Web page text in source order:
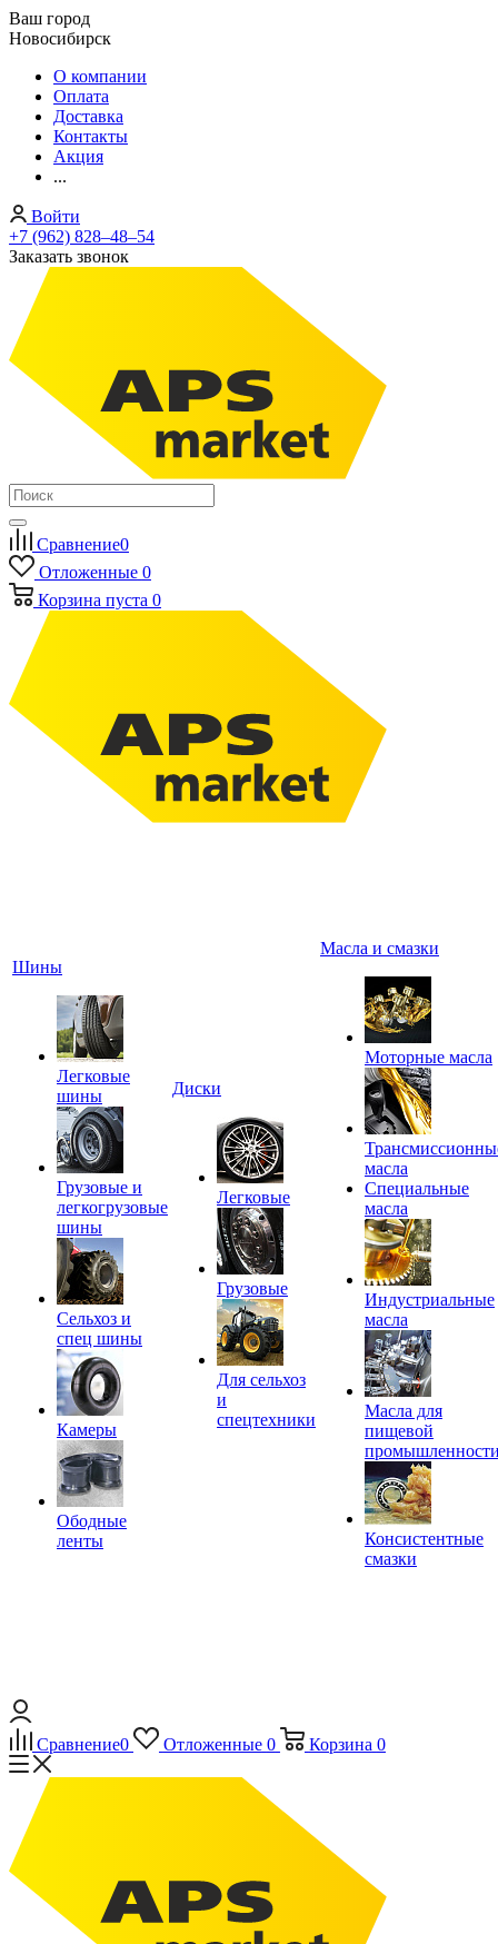
Ваш город
Новосибирск
О компании
Оплата
Доставка
Контакты
Акция
...
Войти
+7 (962) 828‒48‒54
Заказать звонок
Сравнение0
Отложенные 0
Корзина пуста 0
Шины
Легковые
шины
Грузовые и
легкогрузовые
шины
Сельхоз и
спец шины
Камеры
Ободные
ленты
Диски
Легковые
Грузовые
Для сельхоз
и
спецтехники
Масла и смазки
Моторные масла
масла
Специальные
масла
Индустриальные
масла
Масла для
пищевой
Консистентные
смазки
Сравнение0 Отложенные 0 Корзина 0